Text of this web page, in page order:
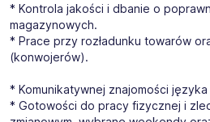
* Kontrola jakości i dbanie o
magazynowych.
* Prace przy rozładunku towarów
(konwojerów).
* Komunikatywnej znajomości
* Gotowości do pracy fizycznej i